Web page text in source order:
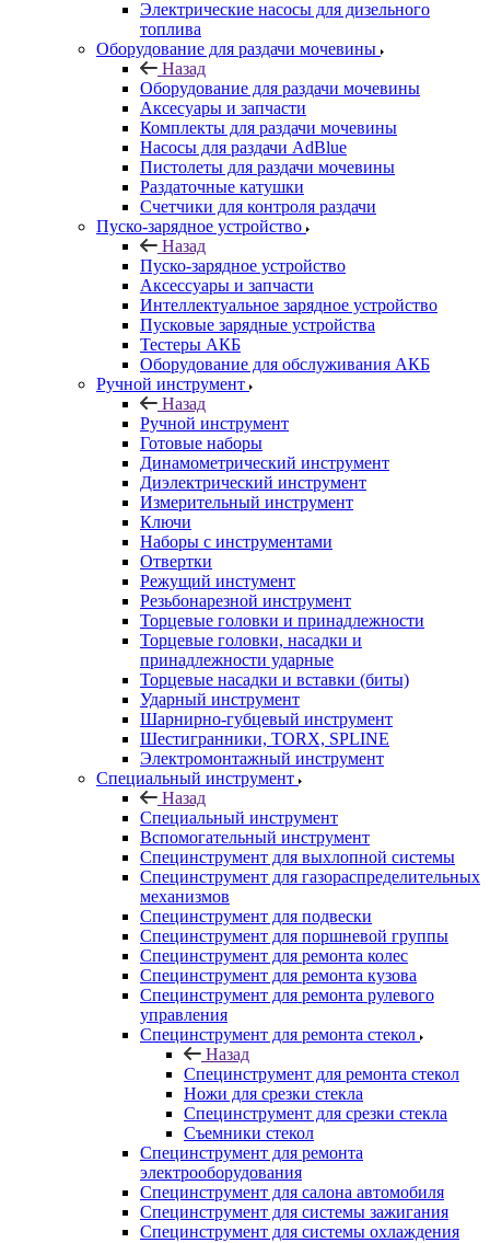
Электрические насосы для дизельного
топлива
Оборудование для раздачи мочевины
Назад
Оборудование для раздачи мочевины
Аксесуары и запчасти
Комплекты для раздачи мочевины
Насосы для раздачи AdBlue
Пистолеты для раздачи мочевины
Раздаточные катушки
Счетчики для контроля раздачи
Пуско-зарядное устройство
Назад
Пуско-зарядное устройство
Аксессуары и запчасти
Интеллектуальное зарядное устройство
Пусковые зарядные устройства
Тестеры АКБ
Оборудование для обслуживания АКБ
Ручной инструмент
Назад
Ручной инструмент
Готовые наборы
Динамометрический инструмент
Диэлектрический инструмент
Измерительный инструмент
Ключи
Наборы с инструментами
Отвертки
Режущий инстумент
Резьбонарезной инструмент
Торцевые головки и принадлежности
Торцевые головки, насадки и
принадлежности ударные
Торцевые насадки и вставки (биты)
Ударный инструмент
Шарнирно-губцевый инструмент
Шестигранники, TORX, SPLINE
Электромонтажный инструмент
Специальный инструмент
Назад
Специальный инструмент
Вспомогательный инструмент
Специнструмент для выхлопной системы
Специнструмент для газораспределительных
механизмов
Специнструмент для подвески
Специнструмент для поршневой группы
Специнструмент для ремонта колес
Специнструмент для ремонта кузова
Специнструмент для ремонта рулевого
управления
Специнструмент для ремонта стекол
Назад
Специнструмент для ремонта стекол
Ножи для срезки стекла
Специнструмент для срезки стекла
Съемники стекол
Специнструмент для ремонта
электрооборудования
Специнструмент для салона автомобиля
Специнструмент для системы зажигания
Специнструмент для системы охлаждения